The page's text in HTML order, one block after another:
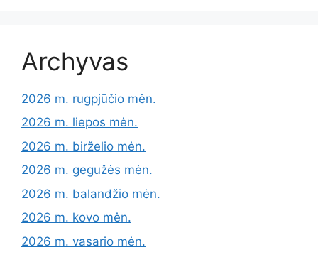
Archyvas
2026 m. rugpjūčio mėn.
2026 m. liepos mėn.
2026 m. birželio mėn.
2026 m. gegužės mėn.
2026 m. balandžio mėn.
2026 m. kovo mėn.
2026 m. vasario mėn.